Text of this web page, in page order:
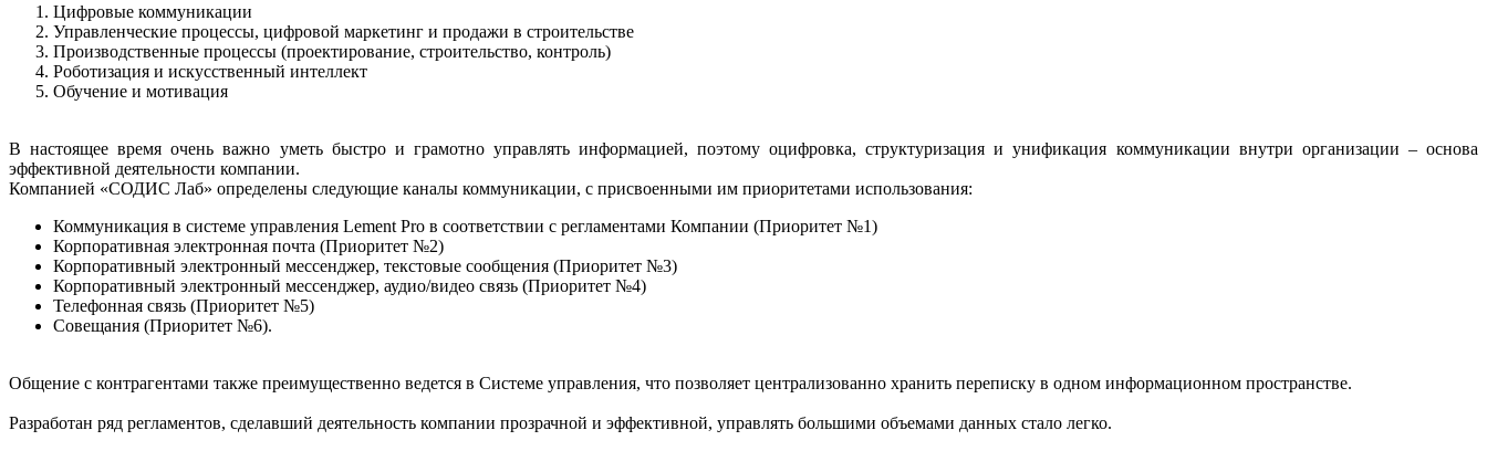
Цифровые коммуникации
Управленческие процессы, цифровой маркетинг и продажи в строительстве
Производственные процессы (проектирование, строительство, контроль)
Роботизация и искусственный интеллект
Обучение и мотивация
В настоящее время очень важно уметь быстро и грамотно управлять информацией, поэтому оцифровка, структуризация и унификация коммуникации внутри организации – основа
эффективной деятельности компании.
Компанией «СОДИС Лаб» определены следующие каналы коммуникации, с присвоенными им приоритетами использования:
Коммуникация в системе управления Lement Pro в соответствии с регламентами Компании (Приоритет №1)
Корпоративная электронная почта (Приоритет №2)
Корпоративный электронный мессенджер, текстовые сообщения (Приоритет №3)
Корпоративный электронный мессенджер, аудио/видео связь (Приоритет №4)
Телефонная связь (Приоритет №5)
Совещания (Приоритет №6).
Общение с контрагентами также преимущественно ведется в Системе управления, что позволяет централизованно хранить переписку в одном информационном пространстве.
Разработан ряд регламентов, сделавший деятельность компании прозрачной и эффективной, управлять большими объемами данных стало легко.